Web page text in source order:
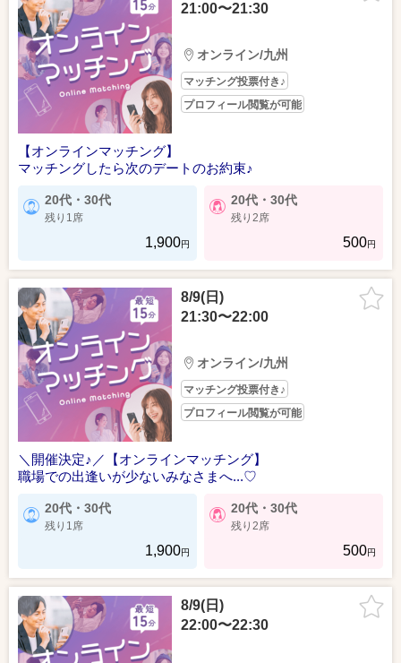
21:00〜21:30
オンライン/九州
マッチング投票付き♪
プロフィール閲覧が可能
【オンラインマッチング】
マッチングしたら次のデートのお約束♪
20代・30代
残り1席
1,900円
20代・30代
残り2席
500円
8/9(日)
21:30〜22:00
オンライン/九州
マッチング投票付き♪
プロフィール閲覧が可能
＼開催決定♪／【オンラインマッチング】
職場での出逢いが少ないみなさまへ...♡
20代・30代
残り1席
1,900円
20代・30代
残り2席
500円
8/9(日)
22:00〜22:30